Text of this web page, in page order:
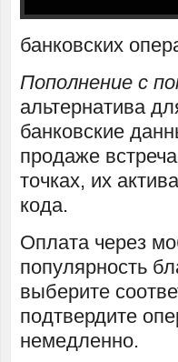
банковских
Пополнение с
альтернатива
банковские
продаже
точках, их
кода.
Оплата через
популярность
выберите
подтвердите
немедленно.